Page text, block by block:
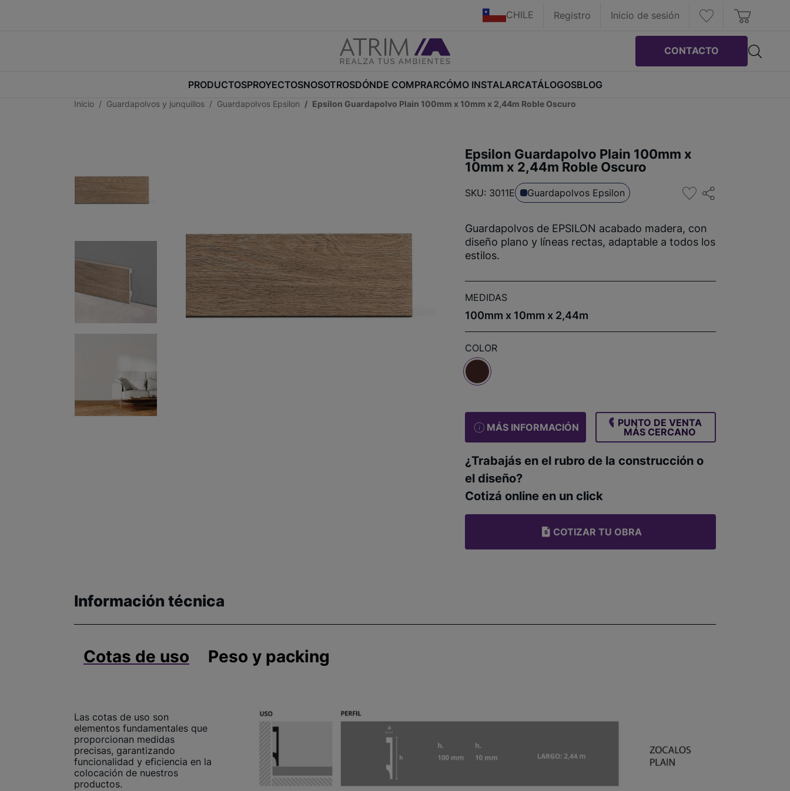
CHILE Registro Inicio de sesión
CONTACTO
PRODUCTOSPROYECTOSNOSOTROSDÓNDE COMPRARCÓMO INSTALARCATÁLOGOSBLOG
Inicio Guardapolvos y junquillos Guardapolvos Epsilon Epsilon Guardapolvo Plain 100mm x 10mm x 2,44m Roble Oscuro
Epsilon Guardapolvo Plain 100mm x
10mm x 2,44m Roble Oscuro
SKU: 3011E Guardapolvos Epsilon
Guardapolvos de EPSILON acabado madera, con
diseño plano y líneas rectas, adaptable a todos los
estilos.
MEDIDAS
100mm x 10mm x 2,44m
COLOR
MÁS INFORMACIÓN
PUNTO DE VENTA
MÁS CERCANO
¿Trabajás en el rubro de la construcción o
el diseño?
Cotizá online en un click
COTIZAR TU OBRA
Información técnica
Cotas de uso Peso y packing
Las cotas de uso son
elementos fundamentales que
proporcionan medidas
precisas, garantizando
funcionalidad y eficiencia en la
colocación de nuestros
productos.